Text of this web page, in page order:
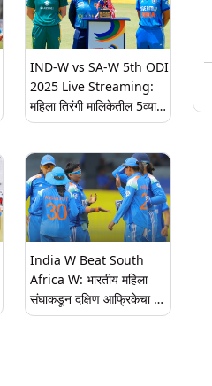
सर्वांच्या नजरा
IND-W vs SA-W 5th ODI
2025 Live Streaming:
महिला तिरंगी मालिकेतील 5व्या
एकदिवसीय सामन्यात भारत आणि
लाईव्ह सामना कधी, कुठे पहाल?
जाणून घ्या
India W Beat South
Africa W: भारतीय महिला
संघाकडून दक्षिण आफ्रिकेचा संघ
पराभूत, स्नेह राणाने घेतले पाच